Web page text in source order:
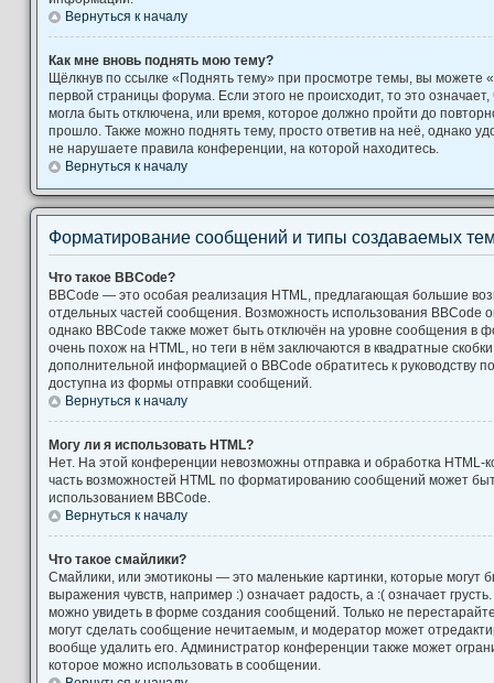
Вернуться к началу
Как мне вновь поднять мою тему?
Щёлкнув по ссылке «Поднять тему» при просмотре темы, вы можете
первой страницы форума. Если этого не происходит, то это
могла быть отключена, или время, которое должно пройти до
прошло. Также можно поднять тему, просто ответив на неё, однако
не нарушаете правила конференции, на которой находитесь.
Вернуться к началу
Форматирование сообщений и типы создаваемых
Что такое BBCode?
BBCode — это особая реализация HTML, предлагающая большие
отдельных частей сообщения. Возможность использования BBCode
однако BBCode также может быть отключён на уровне сообщения в
очень похож на HTML, но теги в нём заключаются в квадратные
дополнительной информацией о BBCode обратитесь к руководству
доступна из формы отправки сообщений.
Вернуться к началу
Могу ли я использовать HTML?
Нет. На этой конференции невозможны отправка и обработка
часть возможностей HTML по форматированию сообщений может
использованием BBCode.
Вернуться к началу
Что такое смайлики?
Смайлики, или эмотиконы — это маленькие картинки, которые могут
выражения чувств, например :) означает радость, а :( означает
можно увидеть в форме создания сообщений. Только не
могут сделать сообщение нечитаемым, и модератор может
вообще удалить его. Администратор конференции также может
которое можно использовать в сообщении.